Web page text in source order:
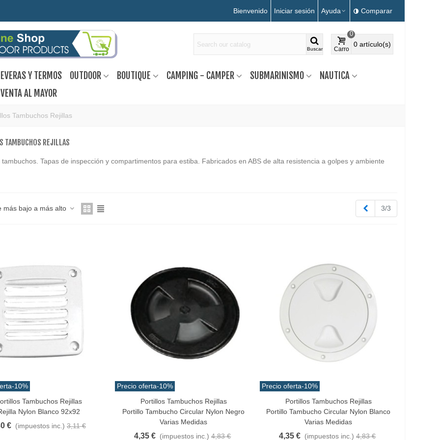
Bienvenido Iniciar sesión Ayuda Comparar
Buscar Carro
0
0 artículo(s)
Y TERMOS OUTDOOR BOUTIQUE CAMPING - CAMPER SUBMARINISMO
NAUTICA
VENTA AL MAYOR
Tambuchos Rejillas
Juyona Natural
Pack 30pcs Aprox.
€
-10%
D Minnow 152mm
Colores Varios
€ (impuestos inc.)
TAMBUCHOS REJILLAS
tambuchos. Tapas de inspección y compartimentos para estiba. Fabricados en ABS de alta resistencia a golpes y ambiente
más bajo a más alto Anterior
3/3
-10%
CarritoTambuchos Rejillas
Nylon Blanco 92x92
€ (impuestos inc.) 3,11 €
Precio oferta-10%
Vista Rápida
Portillos Tambuchos Rejillas
Portillo Tambucho Circular Nylon Negro
Varias Medidas
4,35 € (impuestos inc.) 4,83 €
Precio oferta-10%
Vista Rápida
Portillos Tambuchos Rejillas
Portillo Tambucho Circular Nylon Blanco
Varias Medidas
4,35 € (impuestos inc.) 4,83 €